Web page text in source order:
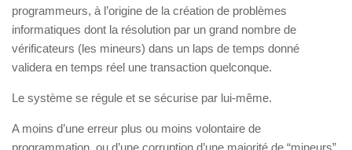
programmeurs, à l’origine de la création de problèmes
informatiques dont la résolution par un grand nombre de
vérificateurs (les mineurs) dans un laps de temps donné
validera en temps réel une transaction quelconque.
Le système se régule et se sécurise par lui-même.
A moins d’une erreur plus ou moins volontaire de